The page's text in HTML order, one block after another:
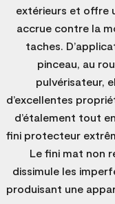
extérieurs et offre
accrue contre la
taches.
pinceau, au
pulvérisateur,
d’excellentes
d’étalement tout
fini protecteur
Le fini mat non
dissimule les
produisant une